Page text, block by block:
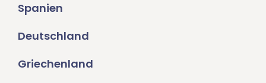
Spanien
Deutschland
Griechenland